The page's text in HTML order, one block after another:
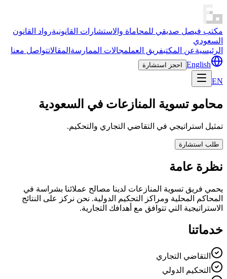
مكتب فيصل صديقي للمحاماة والاستشارات القانونيةرواد القانون
السعودي
الرئيسيةعن المكتبفريق العملمجالات الممارسة المقالاتتواصل معنا
English
احجز استشارة
EN
محامو تسوية المنازعات في السعودية
تمثيل استراتيجي في التقاضي التجاري والتحكيم.
طلب استشارة
نظرة عامة
يحمي فريق تسوية المنازعات لدينا مصالح عملائنا بشراسة في
المحاكم المحلية ومراكز التحكيم الدولية. نحن نركز على النتائج
الاستراتيجية التي تتوافق مع أهدافك التجارية.
خدماتنا
التقاضي التجاري
التحكيم الدولي